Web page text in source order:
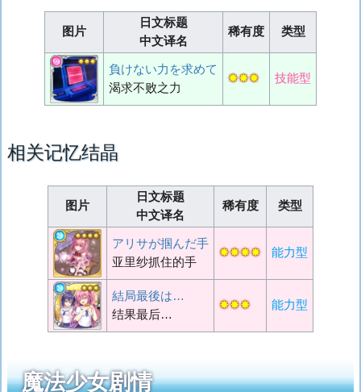
图片
日文标题
中文译名
稀有度 类型
負けない力を求めて
渴求不败之力
✸✸✸ 技能型
相关记忆结晶
图片
日文标题
中文译名
稀有度 类型
アリサが掴んだ手
亚里纱抓住的手
✸✸✸✸ 能力型
結局最後は…
结果最后…
✸✸✸ 能力型
魔法少女剧情